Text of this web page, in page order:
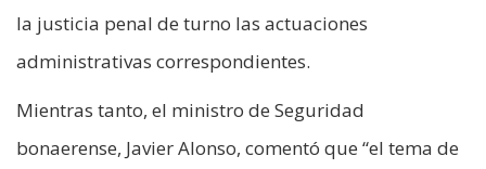
la justicia penal de turno las actuaciones
administrativas correspondientes.
Mientras tanto, el ministro de Seguridad
bonaerense, Javier Alonso, comentó que “el tema de